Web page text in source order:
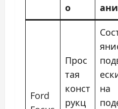
о
Ford
Прос
тая
конст
рукц
на